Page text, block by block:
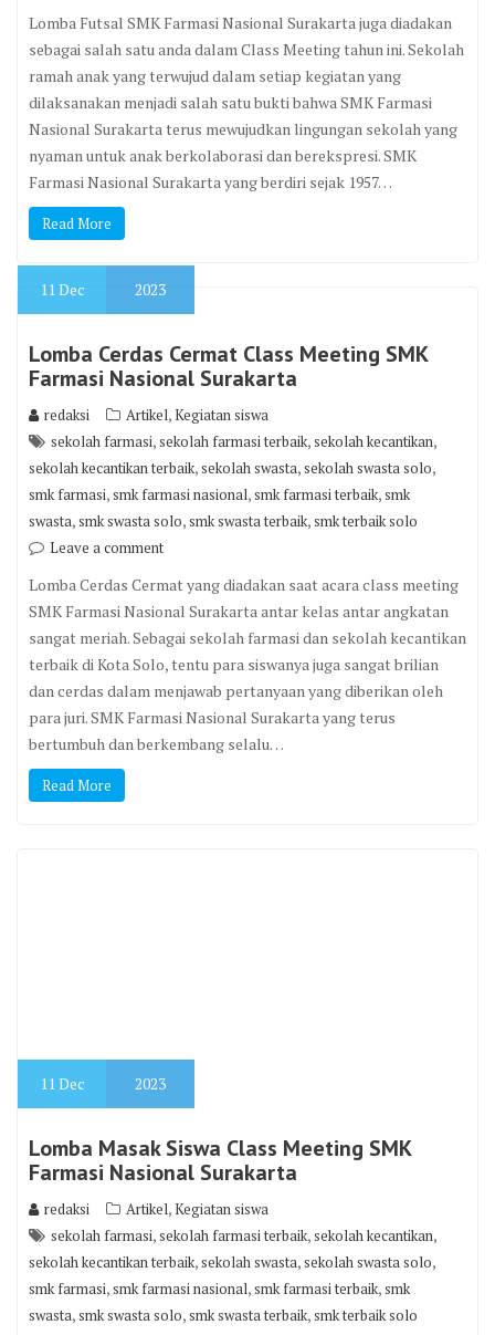
Lomba Futsal SMK Farmasi Nasional Surakarta juga diadakan
sebagai salah satu anda dalam Class Meeting tahun ini. Sekolah
ramah anak yang terwujud dalam setiap kegiatan yang
dilaksanakan menjadi salah satu bukti bahwa SMK Farmasi
Nasional Surakarta terus mewujudkan lingungan sekolah yang
nyaman untuk anak berkolaborasi dan berekspresi. SMK
Farmasi Nasional Surakarta yang berdiri sejak 1957…
Read More
11Dec 2023
Lomba Cerdas Cermat Class Meeting SMK
Farmasi Nasional Surakarta
redaksi Artikel,Kegiatan siswa
sekolah farmasi,sekolah farmasi terbaik,sekolah kecantikan,
sekolah kecantikan terbaik,sekolah swasta,sekolah swasta solo,
smk farmasi,smk farmasi nasional,smk farmasi terbaik,smk
swasta,smk swasta solo,smk swasta terbaik,smk terbaik solo
Leave a comment
Lomba Cerdas Cermat yang diadakan saat acara class meeting
SMK Farmasi Nasional Surakarta antar kelas antar angkatan
sangat meriah. Sebagai sekolah farmasi dan sekolah kecantikan
terbaik di Kota Solo, tentu para siswanya juga sangat brilian
dan cerdas dalam menjawab pertanyaan yang diberikan oleh
para juri. SMK Farmasi Nasional Surakarta yang terus
bertumbuh dan berkembang selalu…
Read More
smk farmasi,smk farmasi nasional
swasta,smk swasta solo
Leave a comment
Dalam rangka agenda class meeting SMK Farmasi Nasional
Surakarta mengadakan lomba masak untuk para siswanya
antar kelas antar angkatan yang sangat meriah, sebagai sebuah
kolaborasi yang bagus dan menyatukan semua civitas sekolah
untuk dapat terlibat bersama dalam acarea ini. Sebagai sekolah
farmasi dan sekolah kecantikan dengan berbagai prestasi salah
satunya sekolah swasta terbaik di Kota…